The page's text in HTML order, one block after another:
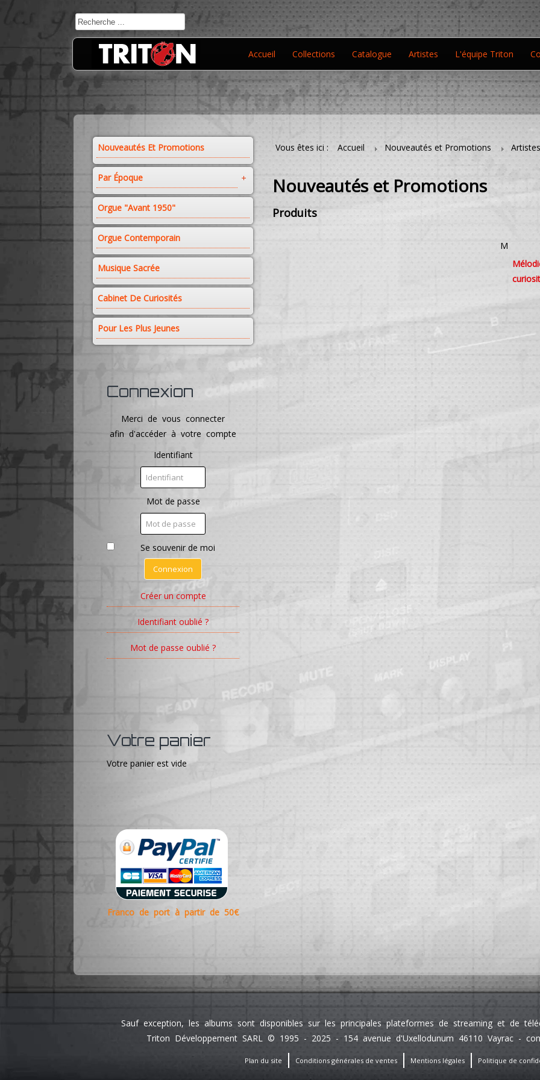
Accueil Collections Catalogue Artistes L'équipe Triton
Nouveautés Et Promotions
Par Époque
Orgue "avant 1950"
Orgue Contemporain
Musique Sacrée
Cabinet De Curiosités
Pour Les Plus Jeunes
Connexion
Merci de vous connecter
afin d'accéder à votre compte
Identifiant
Mot de passe
Se souvenir de moi
Connexion
Créer un compte
Identifiant oublié ?
Mot de passe oublié ?
Votre panier
Votre panier est vide
Franco de port à partir de 50€
Vous êtes ici : Accueil Nouveautés et Promotions
Nouveautés et Promotions
Produits
M
Sauf exception, les albums sont disponibles sur les principales plateformes de streaming et de
Triton Développement SARL © 1995 - 2025 - 154 avenue d'Uxellodunum 46110 Vayrac -
Plan du site Conditions générales de ventes Mentions légales Politique de